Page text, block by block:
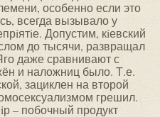
особенно если это
всегда вызывало у
Допустим, кiевский
до тысячи, развращал
даже сравнивают с
и наложниц было. Т.е.
зациклен на второй
грешил.
– побочный продукт